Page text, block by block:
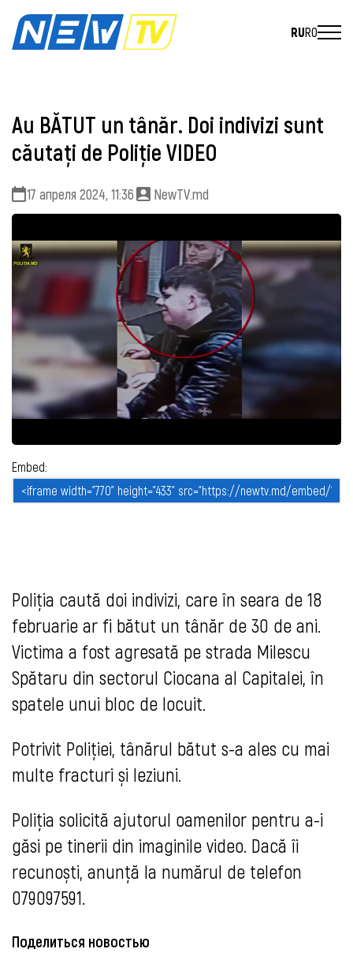
RURO
Au BĂTUT un tânăr. Doi indivizi sunt
căutați de Poliție VIDEO
17 апреля 2024, 11:36 NewTV.md
Embed:
Poliția caută doi indivizi, care în seara de 18
februarie ar fi bătut un tânăr de 30 de ani.
Victima a fost agresată pe strada Milescu
Spătaru din sectorul Ciocana al Capitalei, în
spatele unui bloc de locuit.
Potrivit Poliției, tânărul bătut s-a ales cu mai
multe fracturi și leziuni.
Poliția solicită ajutorul oamenilor pentru a-i
găsi pe tinerii din imaginile video. Dacă îi
recunoști, anunță la numărul de telefon
079097591.
Поделиться новостью